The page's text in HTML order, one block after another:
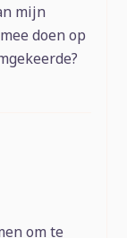
mijn
doen op
om te